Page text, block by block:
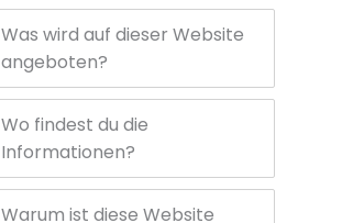
Was wird auf dieser Website
angeboten?
Wo findest du die
Informationen?
Warum ist diese Website